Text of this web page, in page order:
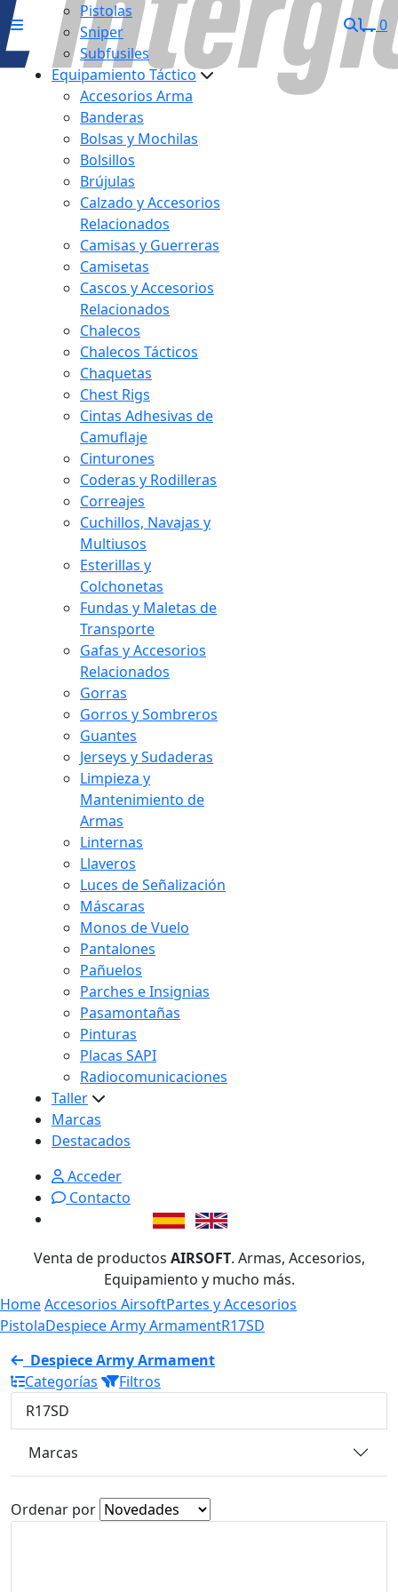
Pistolas
Sniper
Subfusiles
Equipamiento Táctico
Accesorios Arma
Banderas
Bolsas y Mochilas
Bolsillos
Brújulas
Calzado y Accesorios
Relacionados
Camisas y Guerreras
Camisetas
Cascos y Accesorios
Relacionados
Chalecos
Chalecos Tácticos
Chaquetas
Chest Rigs
Cintas Adhesivas de
Camuflaje
Cinturones
Coderas y Rodilleras
Correajes
Cuchillos, Navajas y
Multiusos
Esterillas y
Colchonetas
Fundas y Maletas de
Transporte
Gafas y Accesorios
Relacionados
Gorras
Gorros y Sombreros
Guantes
Jerseys y Sudaderas
Limpieza y
Mantenimiento de
Armas
Linternas
Llaveros
Luces de Señalización
Máscaras
Monos de Vuelo
Pantalones
Pañuelos
Parches e Insignias
Pasamontañas
Pinturas
Placas SAPI
Radiocomunicaciones
Taller
Marcas
Destacados
Acceder
Contacto
0
Venta de productos AIRSOFT. Armas, Accesorios,
Equipamiento y mucho más.
HomeAccesorios AirsoftPartes y Accesorios
PistolaDespiece Army ArmamentR17SD
Despiece Army Armament
Categorías
Filtros
R17SD
Marcas
Ordenar por